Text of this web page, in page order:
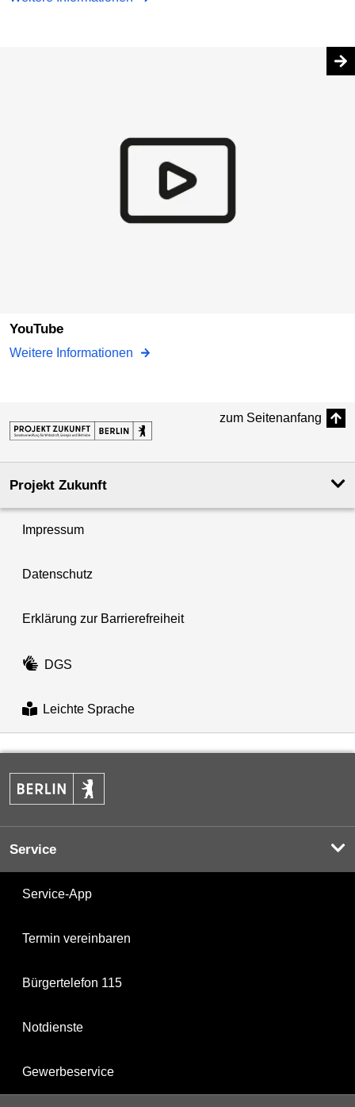
YouTube
Weitere Informationen
zum Seitenanfang
Projekt Zukunft
Impressum
Datenschutz
Erklärung zur Barrierefreiheit
DGS
Leichte Sprache
Service
Service-App
Termin vereinbaren
Bürgertelefon 115
Notdienste
Gewerbeservice